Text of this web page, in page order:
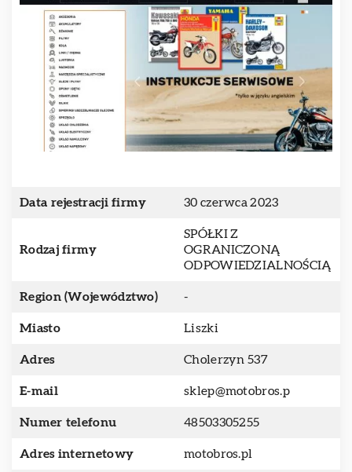
Data rejestracji firmy 30 czerwca 2023
Rodzaj firmy
SPÓŁKI Z
OGRANICZONĄ
ODPOWIEDZIALNOŚCIĄ
Region (Województwo) -
Miasto Liszki
Adres Cholerzyn 537
E-mail sklep@motobros.p
Numer telefonu 48503305255
Adres internetowy motobros.pl